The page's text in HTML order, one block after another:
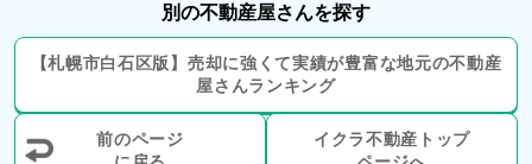
㎡ 土地面積:213
500
北海道札幌市白石区菊水元町一条四丁目
別の不動産屋さんを探す
【札幌市白石区版】 売却に強くて実績が豊富な地元の不動産
屋さんランキング
前のページ
イクラ不動産トップ